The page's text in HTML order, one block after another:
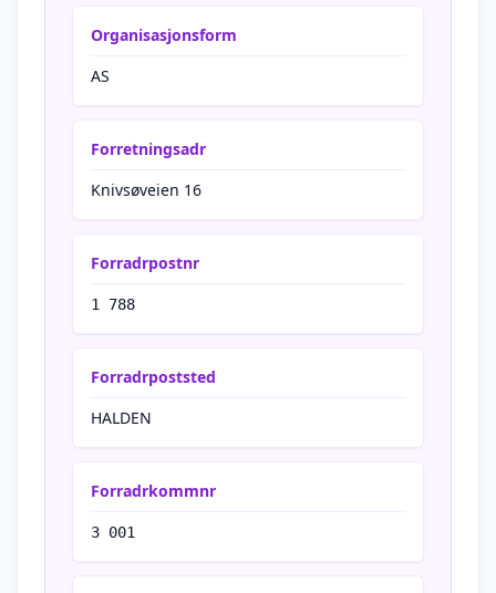
Organisasjonsform
AS
Forretningsadr
Knivsøveien 16
Forradrpostnr
1 788
Forradrpoststed
HALDEN
Forradrkommnr
3 001